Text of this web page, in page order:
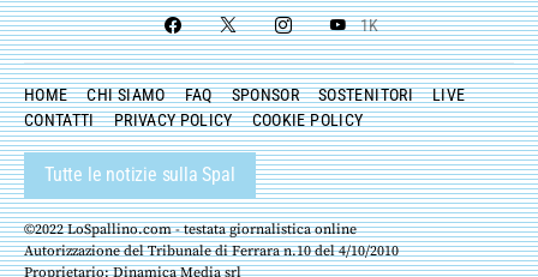
1K
HOME CHI SIAMO FAQ SPONSOR SOSTENITORI
LIVE
CONTATTI
PRIVACY POLICY COOKIE POLICY
Tutte le notizie sulla Spal
©2022 LoSpallino.com - testata giornalistica online
Autorizzazione del Tribunale di Ferrara n.10 del 4/10/2010
Proprietario: Dinamica Media srl